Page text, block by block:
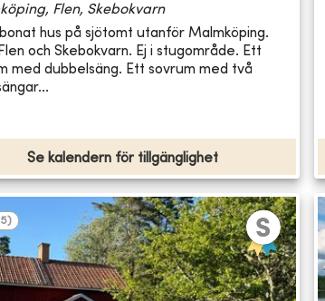
Flen, Skebokvarn
hus på sjötomt utanför Malmköping.
och Skebokvarn. Ej i stugområde. Ett
med dubbelsäng. Ett sovrum med två
Se kalendern för tillgänglighet
5)